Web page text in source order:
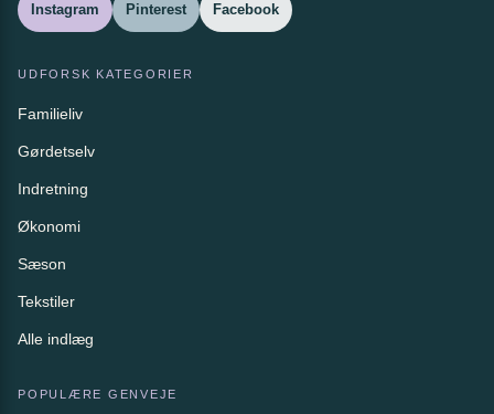
Instagram Pinterest Facebook
UDFORSK KATEGORIER
Familieliv
Gørdetselv
Indretning
Økonomi
Sæson
Tekstiler
Alle indlæg
POPULÆRE GENVEJE